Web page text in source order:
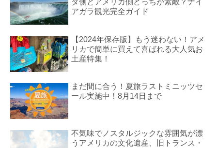
ダ側とアメリカ側どっちが素敵？ナイ
アガラ観光完全ガイド
【2024年保存版】もう迷わない！アメ
リカで簡単に買えて喜ばれる大人気お
土産特集！
まだ間に合う！夏旅ラストミニッツセ
ール実施中！8月14日まで
不気味でノスタルジックな雰囲気が漂
うアメリカの文化遺産、旧トランス・